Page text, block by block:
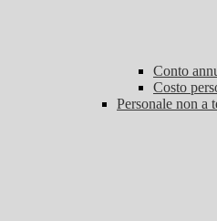
Conto
Costo
Personale non a